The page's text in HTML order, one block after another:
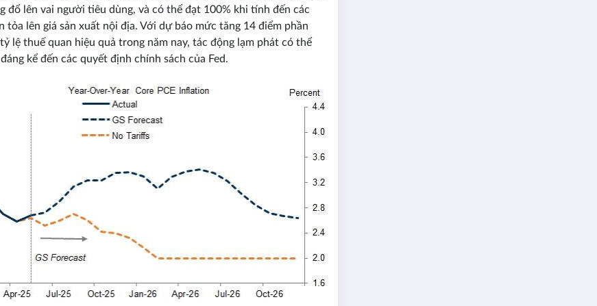
đổ lên vai người tiêu dùng, và có thể đạt 100% khi tính đến các
tỏa lên giá sản xuất nội địa. Với dự báo mức tăng 14 điểm phần
lệ thuế quan hiệu quả trong năm nay, tác động lạm phát có thể
kể đến các quyết định chính sách của Fed.